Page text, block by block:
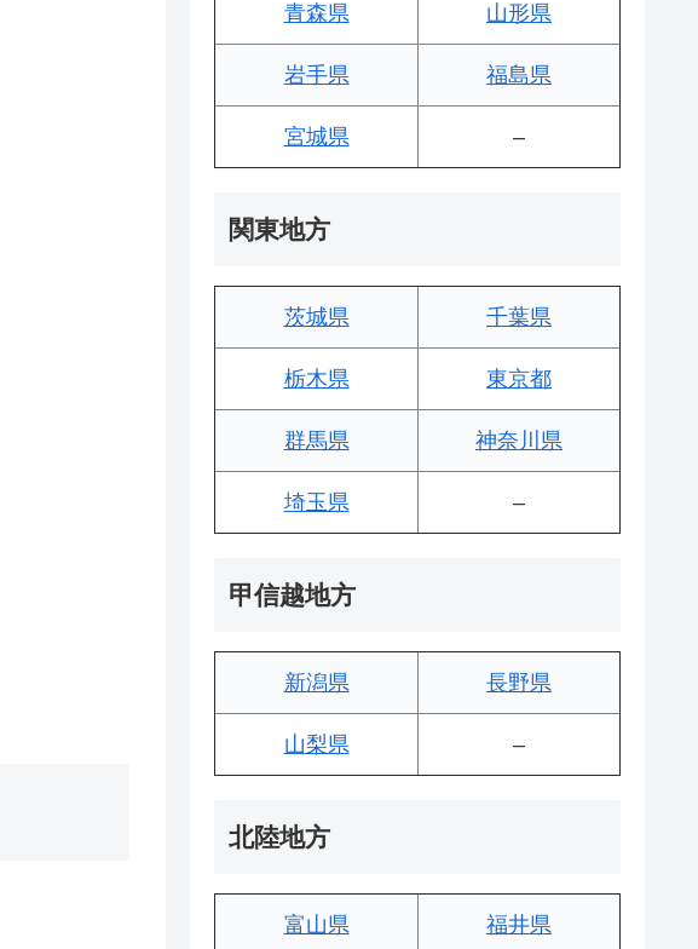
青森県 山形県
岩手県 福島県
宮城県 –
関東地方
茨城県 千葉県
栃木県 東京都
群馬県 神奈川県
埼玉県 –
甲信越地方
新潟県 長野県
山梨県 –
北陸地方
富山県 福井県